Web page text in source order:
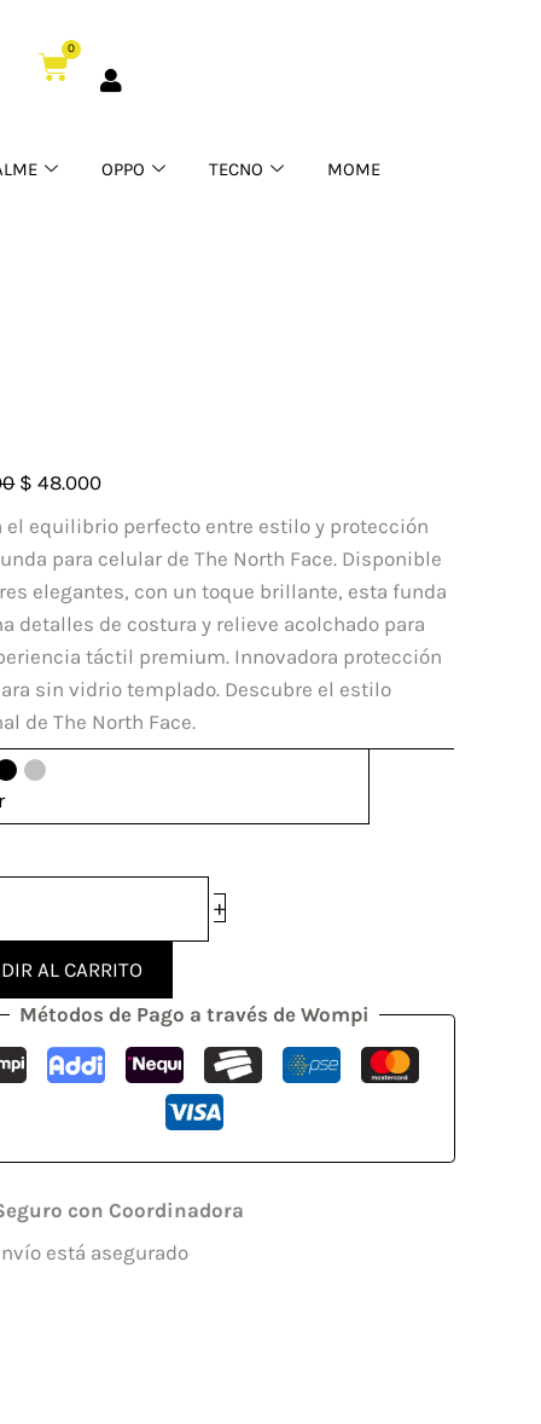
0
Cart
OPPO TECNO MOME
El
precio
original
era:
$ 60.000.
$ 48.000El
precio
actual
$ 48.000.
el equilibrio perfecto entre estilo y protección
para celular de The North Face. Disponible
elegantes, con un toque brillante, esta funda
detalles de costura y relieve acolchado para
táctil premium. Innovadora protección
sin vidrio templado. Descubre el estilo
de The North Face.
+
AL CARRITO
Métodos de Pago a través de Wompi
con Coordinadora
está asegurado